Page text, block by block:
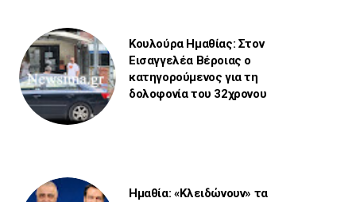
Κουλούρα Ημαθίας: Στον
Εισαγγελέα Βέροιας ο
κατηγορούμενος για τη
δολοφονία του 32χρονου
Ημαθία: «Κλειδώνουν» τα